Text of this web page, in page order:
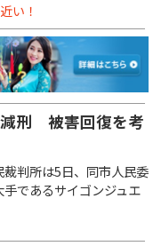
い！
減刑 被害回復を考
判所は5日、同市人民委
であるサイゴンジュエ